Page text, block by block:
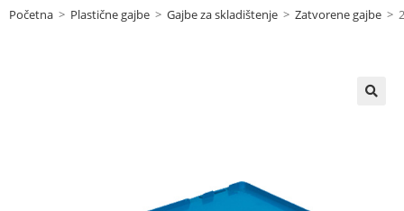
Početna > Plastične gajbe > Gajbe za skladištenje > Zatvorene gajbe >